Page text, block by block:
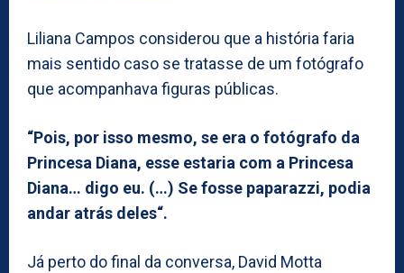
Liliana Campos considerou que a história faria
mais sentido caso se tratasse de um fotógrafo
que acompanhava figuras públicas.
“Pois, por isso mesmo, se era o fotógrafo da
Princesa Diana, esse estaria com a Princesa
Diana… digo eu. (…) Se fosse paparazzi, podia
andar atrás deles“.
Já perto do final da conversa, David Motta